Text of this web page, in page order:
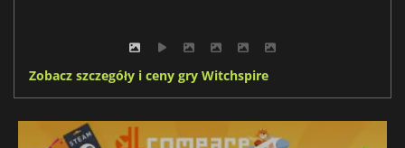
Zobacz szczegóły i ceny gry Witchspire